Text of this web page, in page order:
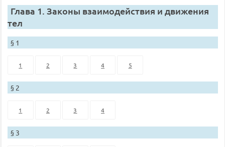
Глава 1. Законы взаимодействия и движения
тел
§ 1
1 2 3 4 5
§ 2
1 2 3 4
§ 3